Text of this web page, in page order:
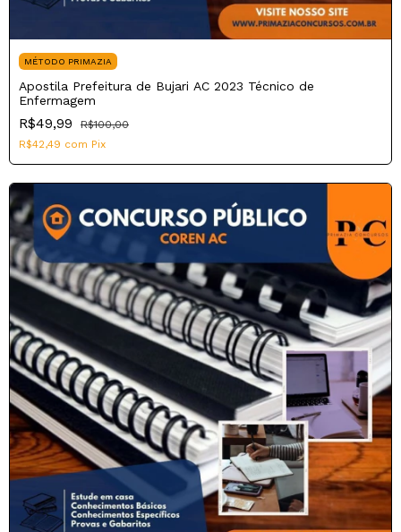
MÉTODO PRIMAZIA
Apostila Prefeitura de Bujari AC 2023 Técnico de
Enfermagem
R$49,99
R$100,00
R$42,49 com Pix